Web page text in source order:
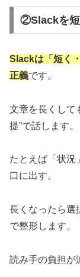
②Slackを短
Slackは「短く
正義です。
文章を長くして
提”で話します。
たとえば「状況
口に出す。
長くなったら選
で整形します。
読み手の負担が